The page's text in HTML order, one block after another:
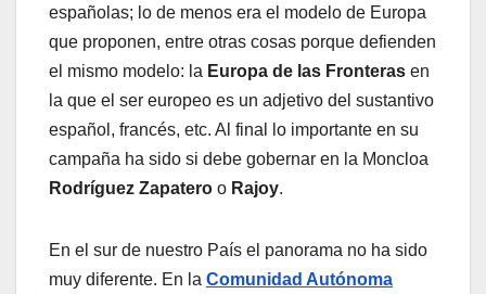
españolas; lo de menos era el modelo de Europa
que proponen, entre otras cosas porque defienden
el mismo modelo: la Europa de las Fronteras en
la que el ser europeo es un adjetivo del sustantivo
español, francés, etc. Al final lo importante en su
campaña ha sido si debe gobernar en la Moncloa
Rodrí­guez Zapatero o Rajoy.
En el sur de nuestro Paí­s el panorama no ha sido
muy diferente. En la Comunidad Autónoma